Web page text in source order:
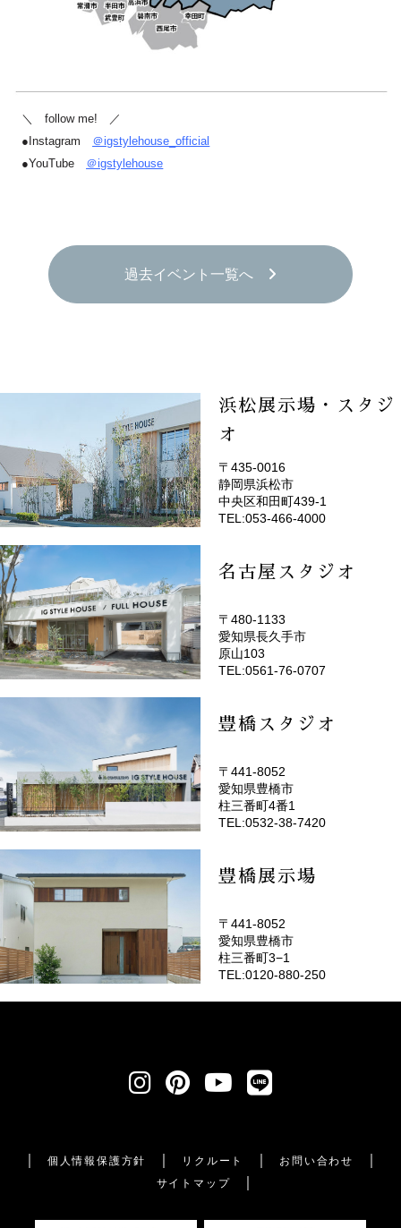
＼ follow me! ／
●Instagram
＠igstylehouse_official
●YouTube
＠igstylehouse
過去イベント一覧へ
浜松展示場・スタジ
オ
(EMOTOP浜松)
〒435-0016
静岡県浜松市
中央区和田町439-1
TEL:053-466-4000
名古屋スタジオ
(EMOTOP名古屋)
〒480-1133
愛知県長久手市
原山103
TEL:0561-76-0707
豊橋スタジオ
(EMOTOP豊橋)
〒441-8052
愛知県豊橋市
柱三番町4番1
TEL:0532-38-7420
豊橋展示場
〒441-8052
愛知県豊橋市
柱三番町3−1
TEL:0120-880-250
個人情報保護方針 リクルート
お問い合わせ
サイトマップ